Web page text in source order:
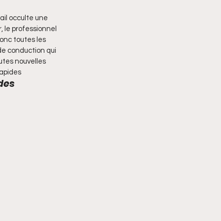
occulte une
le professionnel
toutes les
conduction qui
nouvelles